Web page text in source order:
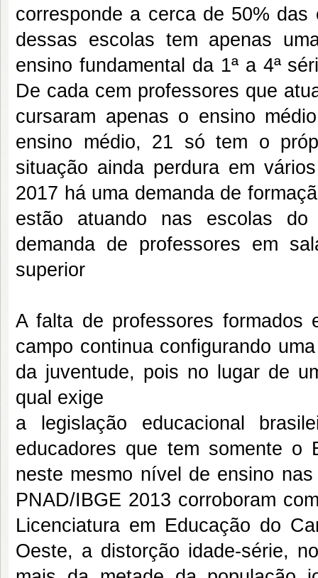
corresponde a cerca de 50%
dessas escolas tem apenas
ensino fundamental da 1ª a 4ª
De cada cem professores que
cursaram apenas o ensino
ensino médio, 21 só tem o
situação ainda perdura em
2017 há uma demanda de
estão atuando nas escolas
demanda de professores em
superior
A falta de professores formados
campo continua configurando
da juventude, pois no lugar de
qual exige
a legislação educacional
educadores que tem somente
neste mesmo nível de ensino
PNAD/IBGE 2013 corroboram
Licenciatura em Educação do
Oeste, a distorção idade-série,